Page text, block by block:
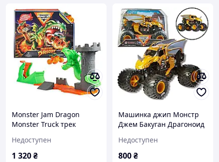
Monster Jam Dragon
Monster Truck трек
64 Scale
Недоступен
1 320₴
Машинка джип Монстр
Джем Бакуган Драгоноид
Dragonoid Monster Truck
Spin Master
Недоступен
800₴